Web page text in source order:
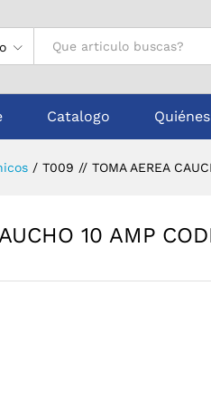
Catalogo
/ T009 // TOMA AEREA
10 AMP